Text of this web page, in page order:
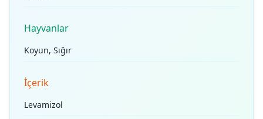
Hayvanlar
Koyun, Sığır
İçerik
Levamizol